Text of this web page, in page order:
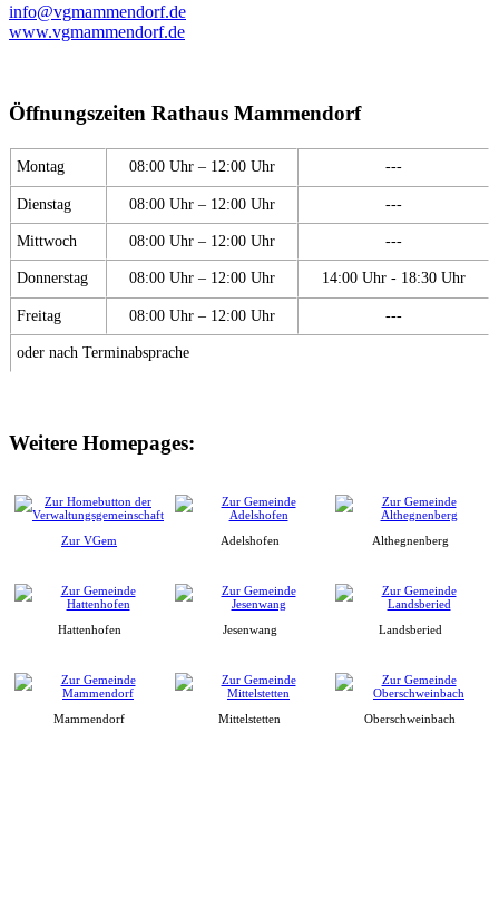
info@vgmammendorf.de
www.vgmammendorf.de
Öffnungszeiten Rathaus Mammendorf
Montag 08:00 Uhr – 12:00 Uhr ---
Dienstag 08:00 Uhr – 12:00 Uhr ---
Mittwoch 08:00 Uhr – 12:00 Uhr ---
Donnerstag 08:00 Uhr – 12:00 Uhr 14:00 Uhr - 18:30 Uhr
Freitag 08:00 Uhr – 12:00 Uhr ---
oder nach Terminabsprache
Weitere Homepages:
Zur VGem Adelshofen Althegnenberg
Hattenhofen Jesenwang Landsberied
Mammendorf Mittelstetten Oberschweinbach